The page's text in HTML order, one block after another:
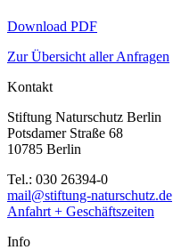
Download PDF
Zur Übersicht aller Anfragen
Kontakt
Stiftung Naturschutz Berlin
Potsdamer Straße 68
10785 Berlin
Tel.: 030 26394-0
mail@stiftung-naturschutz.de
Anfahrt + Geschäftszeiten
Info